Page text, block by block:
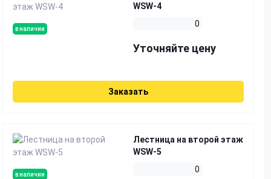
в наличии
WSW-4
0
Уточняйте цену
Заказать
в наличии
Лестница на второй этаж
WSW-5
0